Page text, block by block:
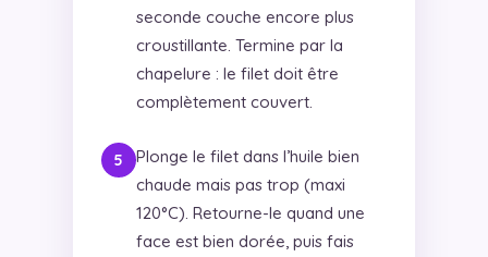
seconde couche encore plus
croustillante. Termine par la
chapelure : le filet doit être
complètement couvert.
Plonge le filet dans l’huile bien
chaude mais pas trop (maxi
120°C). Retourne-le quand une
face est bien dorée, puis fais